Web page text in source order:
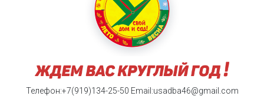
Телефон:+7(919)134-25-50 Email:usadba46@gmail.com